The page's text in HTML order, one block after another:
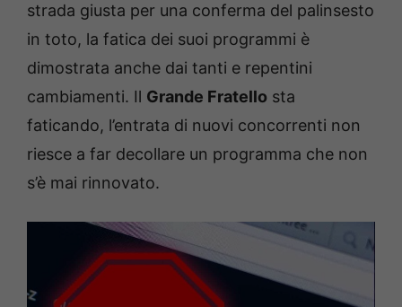
strada giusta per una conferma del palinsesto
in toto, la fatica dei suoi programmi è
dimostrata anche dai tanti e repentini
cambiamenti. Il Grande Fratello sta
faticando, l’entrata di nuovi concorrenti non
riesce a far decollare un programma che non
s’è mai rinnovato.